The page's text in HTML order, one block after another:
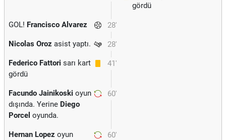
gördü
28'
GOL! Francisco Alvarez
28'
Nicolas Oroz asist yaptı.
41'
Federico Fattori sarı kart
gördü
60'
Facundo Jainikoski oyun
dışında. Yerine Diego
Porcel oyunda.
60'
Hernan Lopez oyun